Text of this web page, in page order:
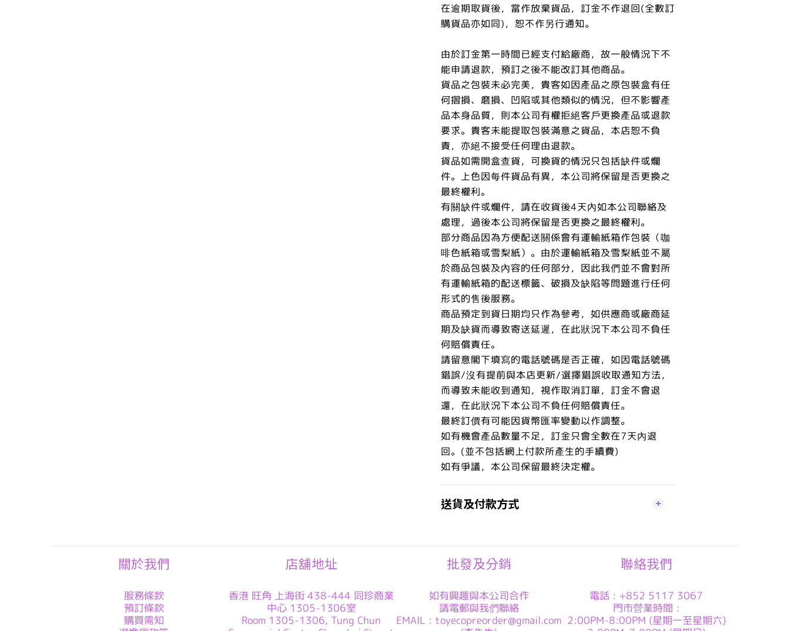
在逾期取貨後，當作放棄貨品，訂金不作退回(全數訂
購貨品亦如同)，恕不作另行通知。
由於訂金第一時間已經支付給廠商，故一般情況下不
能申請退款，預訂之後不能改訂其他商品。
貨品之包裝未必完美，貴客如因產品之原包裝盒有任
何摺損、磨損、凹陷或其他類似的情況，但不影響產
品本身品質，則本公司有權拒絕客戶更換產品或退款
要求。貴客未能提取包裝滿意之貨品，本店恕不負
責，亦絕不接受任何理由退款。
貨品如需開盒查貨，可換貨的情況只包括缺件或爛
件。上色因每件貨品有異，本公司將保留是否更換之
最終權利。
有關缺件或爛件，請在收貨後4天內如本公司聯絡及
處理，過後本公司將保留是否更換之最終權利。
部分商品因為方便配送關係會有運輸紙箱作包裝（咖
啡色紙箱或雪梨紙）。由於運輸紙箱及雪梨紙並不屬
於商品包裝及內容的任何部分，因此我們並不會對所
有運輸紙箱的配送標籤、破損及缺陷等問題進行任何
形式的售後服務。
商品預定到貨日期均只作為參考，如供應商或廠商延
期及缺貨而導致寄送延遲，在此狀況下本公司不負任
何賠償責任。
請留意閣下填寫的電話號碼是否正確，如因電話號碼
錯誤/沒有提前與本店更新/選擇錯誤收取通知方法，
而導致未能收到通知，視作取消訂單，訂金不會退
還，在此狀況下本公司不負任何賠償責任。
最終訂價有可能因貨幣匯率變動以作調整。
如有機會產品數量不足，訂金只會全數在7天內退
回。(並不包括網上付款所產生的手續費)
如有爭議，本公司保留最終決定權。
送貨及付款方式
關於我們
服務條款
預訂條款
購買需知
店舖地址
香港 旺角 上海街 438-444 同珍商業
中心 1305-1306室
Room 1305-1306, Tung Chun
批發及分銷
如有興趣與本公司合作
請電郵與我們聯絡
EMAIL : toyecopreorder@gmail.com
聯絡我們
電話 : +852 5117 3067
門市營業時間 :
2:00PM-8:00PM (星期一至星期六)